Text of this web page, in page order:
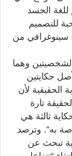
للغة الجسد
للتصميم
سينوغرافي من
وهما
حكايتين
الحقيقية لأن
تارة
ثالثة هي
به”. وترصد
تبحث عن